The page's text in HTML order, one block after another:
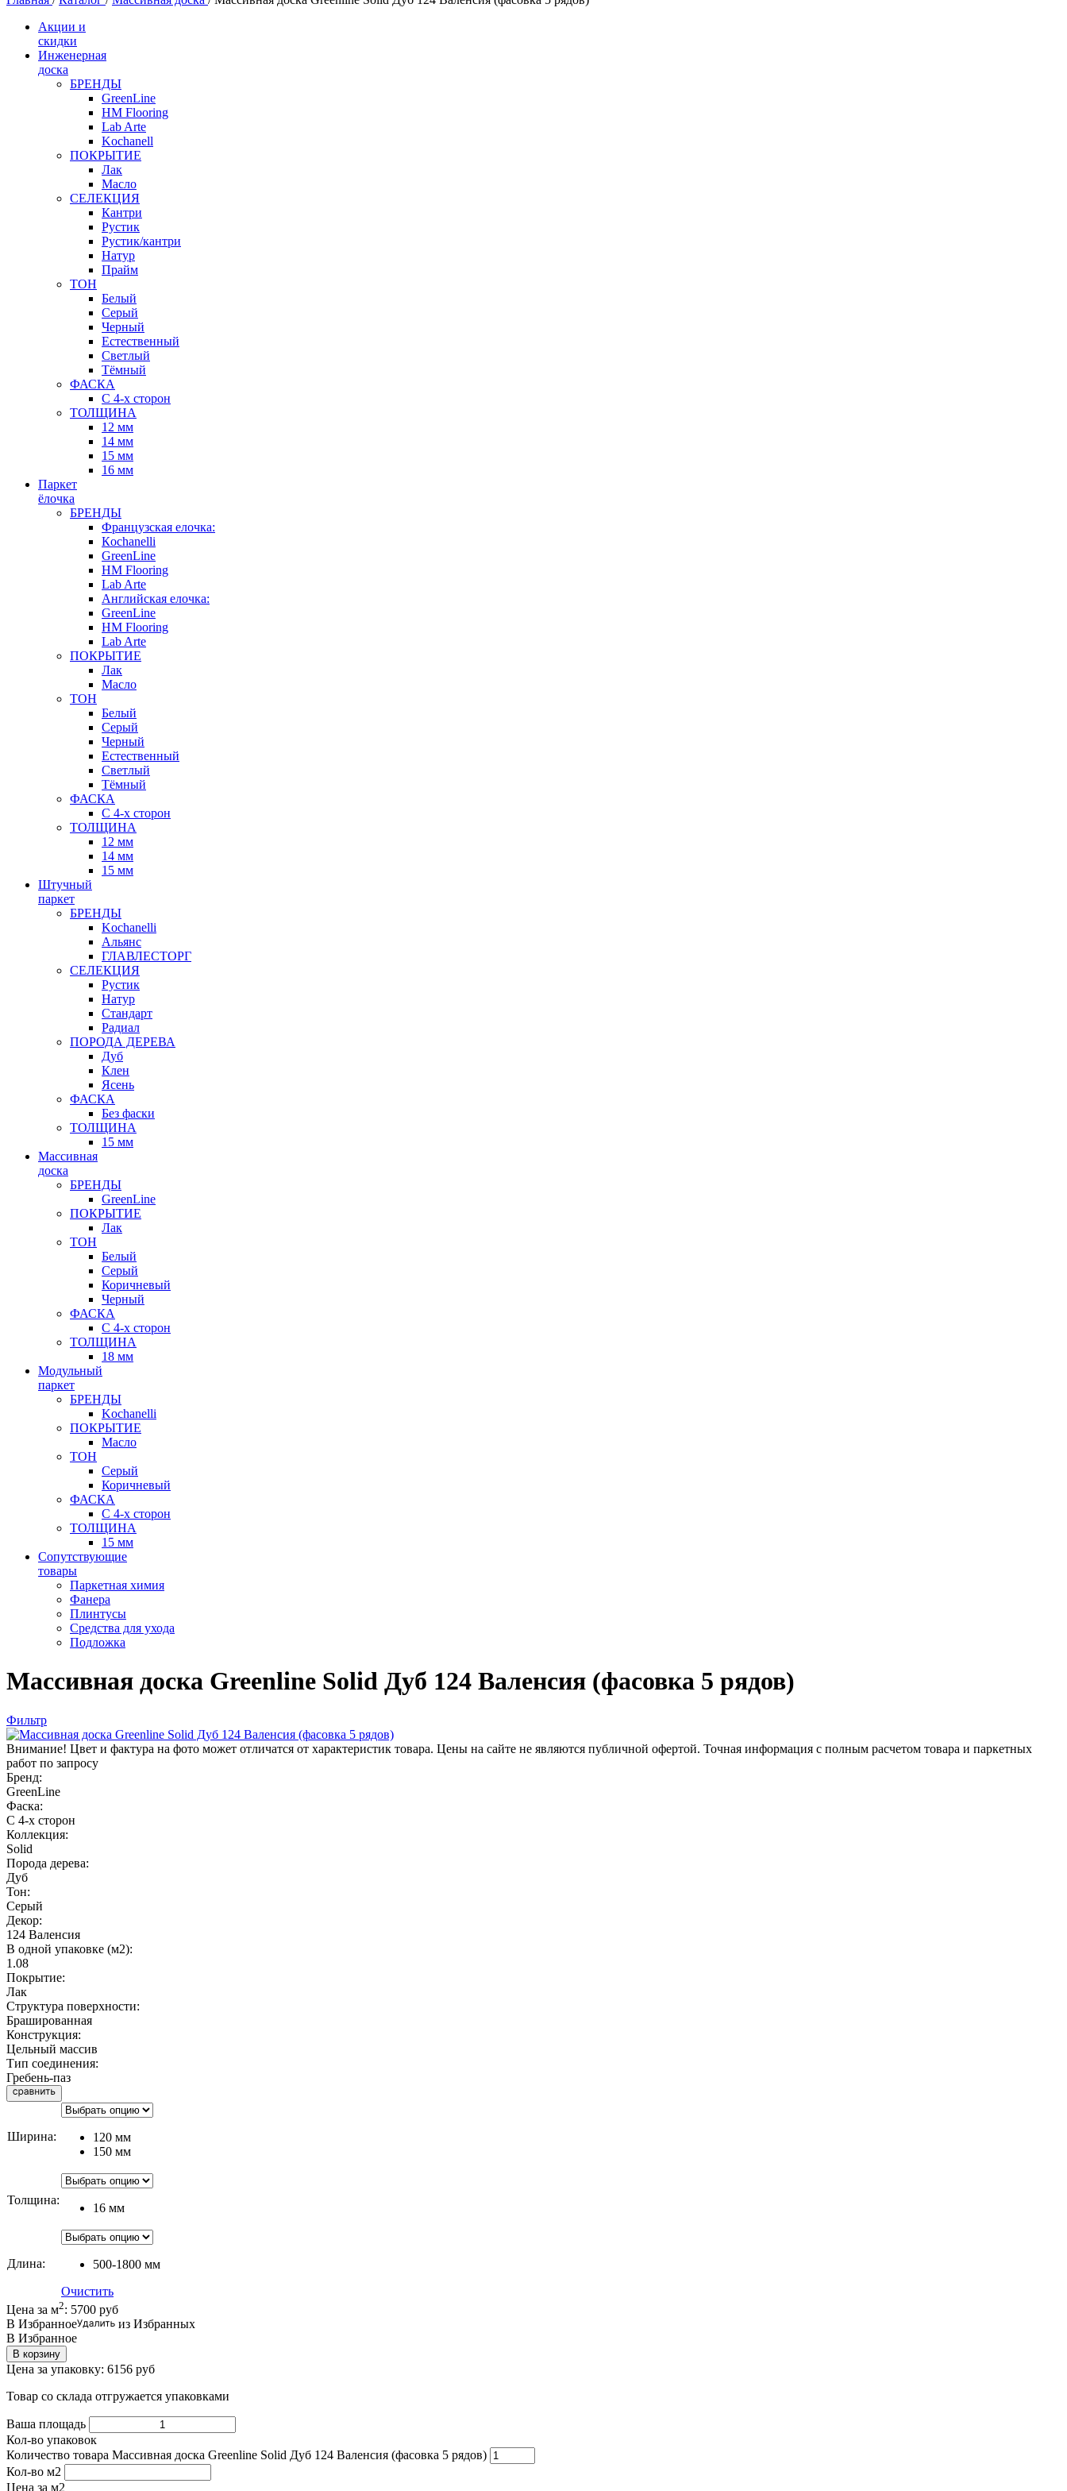
Акции и
скидки
Инженерная
доска
БРЕНДЫ
GreenLine
HM Flooring
Lab Arte
Kochanell
ПОКРЫТИЕ
Лак
Масло
СЕЛЕКЦИЯ
Кантри
Рустик
Рустик/кантри
Натур
Прайм
ТОН
Белый
Серый
Черный
Естественный
Светлый
Тёмный
ФАСКА
С 4-х сторон
ТОЛЩИНА
12 мм
14 мм
15 мм
16 мм
Паркет
ёлочка
БРЕНДЫ
Французская елочка:
Кochanelli
GreenLine
HM Flooring
Lab Arte
Английская елочка:
GreenLine
HM Flooring
Lab Arte
ПОКРЫТИЕ
Лак
Масло
ТОН
Белый
Серый
Черный
Естественный
Светлый
Тёмный
ФАСКА
С 4-х сторон
ТОЛЩИНА
12 мм
14 мм
15 мм
Штучный
паркет
БРЕНДЫ
Kochanelli
Альянс
ГЛАВЛЕСТОРГ
СЕЛЕКЦИЯ
Рустик
Натур
Стандарт
Радиал
ПОРОДА ДЕРЕВА
Дуб
Клен
Ясень
ФАСКА
Без фаски
ТОЛЩИНА
15 мм
Массивная
доска
БРЕНДЫ
GreenLine
ПОКРЫТИЕ
Лак
ТОН
Белый
Серый
Коричневый
Черный
ФАСКА
С 4-х сторон
ТОЛЩИНА
18 мм
Модульный
паркет
БРЕНДЫ
Kochanelli
ПОКРЫТИЕ
Масло
ТОН
Серый
Коричневый
ФАСКА
С 4-х сторон
ТОЛЩИНА
15 мм
Сопутствующие
товары
Паркетная химия
Фанера
Плинтусы
Средства для ухода
Подложка
Массивная доска Greenline Solid Дуб 124 Валенсия (фасовка 5 рядов)
Фильтр
Внимание! Цвет и фактура на фото может отличатся от характеристик товара. Цены на сайте не являются публичной офертой. Точная информация с полным расчетом товара и паркетных
работ по запросу
Бренд:
GreenLine
Фаска:
С 4-х сторон
Коллекция:
Solid
Порода дерева:
Дуб
Тон:
Серый
Декор:
124 Валенсия
В одной упаковке (м2):
1.08
Покрытие:
Лак
Структура поверхности:
Брашированная
Конструкция:
Цельный массив
Тип соединения:
Гребень-паз
Ширина:
120 мм
150 мм
Толщина:
16 мм
Длина:
500-1800 мм
Очистить
Цена за м2: 5700 руб
В Избранное
из Избранных
В Избранное
В корзину
Цена за упаковку: 6156 руб
Товар со склада отгружается упаковками
Ваша площадь
Кол-во упаковок
Количество товара Массивная доска Greenline Solid Дуб 124 Валенсия (фасовка 5 рядов)
Кол-во м2
Цена за м2